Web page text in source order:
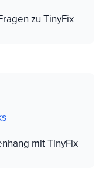
zu TinyFix
mit TinyFix